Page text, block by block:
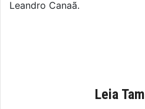
Leandro Canaã.
Leia